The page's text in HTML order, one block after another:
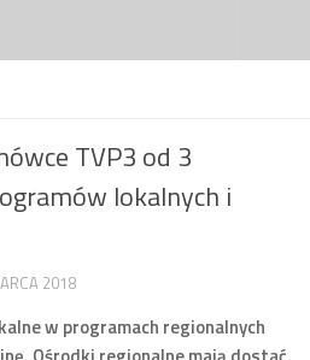
TVP3 od 3
lokalnych i
2018
w programach regionalnych